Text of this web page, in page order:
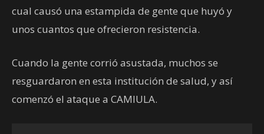
cual causó una estampida de gente que huyó y
unos cuantos que ofrecieron resistencia.
Cuando la gente corrió asustada, muchos se
resguardaron en esta institución de salud, y así
comenzó el ataque a CAMIULA.